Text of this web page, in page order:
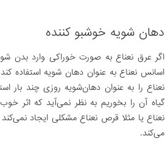
دهان شویه خوشبو کننده
اگر عرق نعناع به صورت خوراکی وارد بدن
اسانس نعناع به عنوان دهان شویه استفاده
نعناع را به عنوان دهان‌شویه روزی چند بار
گیاه آن را بخوریم به نظر نمی‌آید که اثر
نعناع یا مثلا قرص نعناع مشکلی ایجاد
می‌کند.